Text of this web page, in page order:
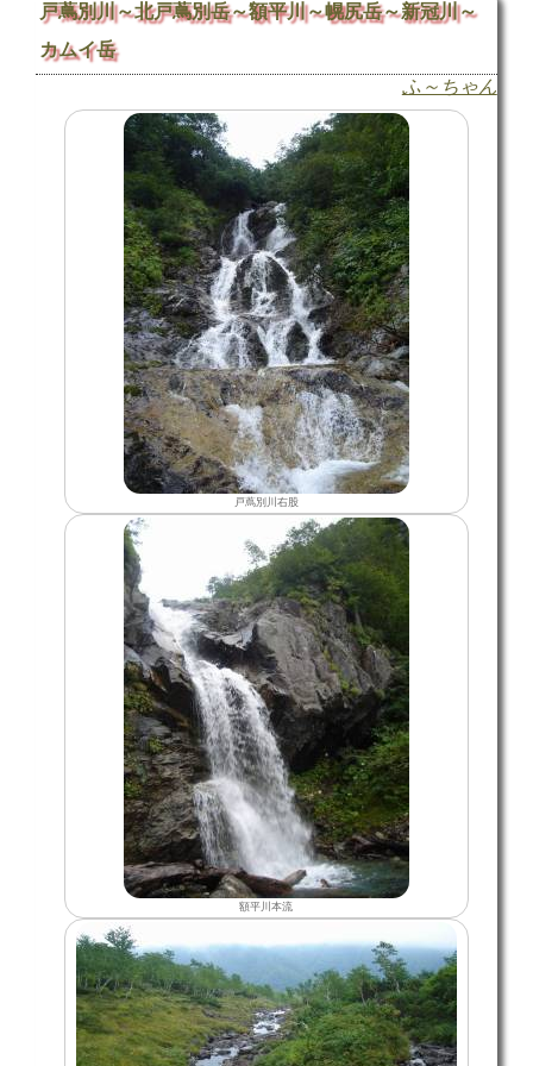
戸蔦別川～北戸蔦別岳～額平川～幌尻岳～新冠川～
カムイ岳
ふ～ちゃん
戸蔦別川右股
額平川本流